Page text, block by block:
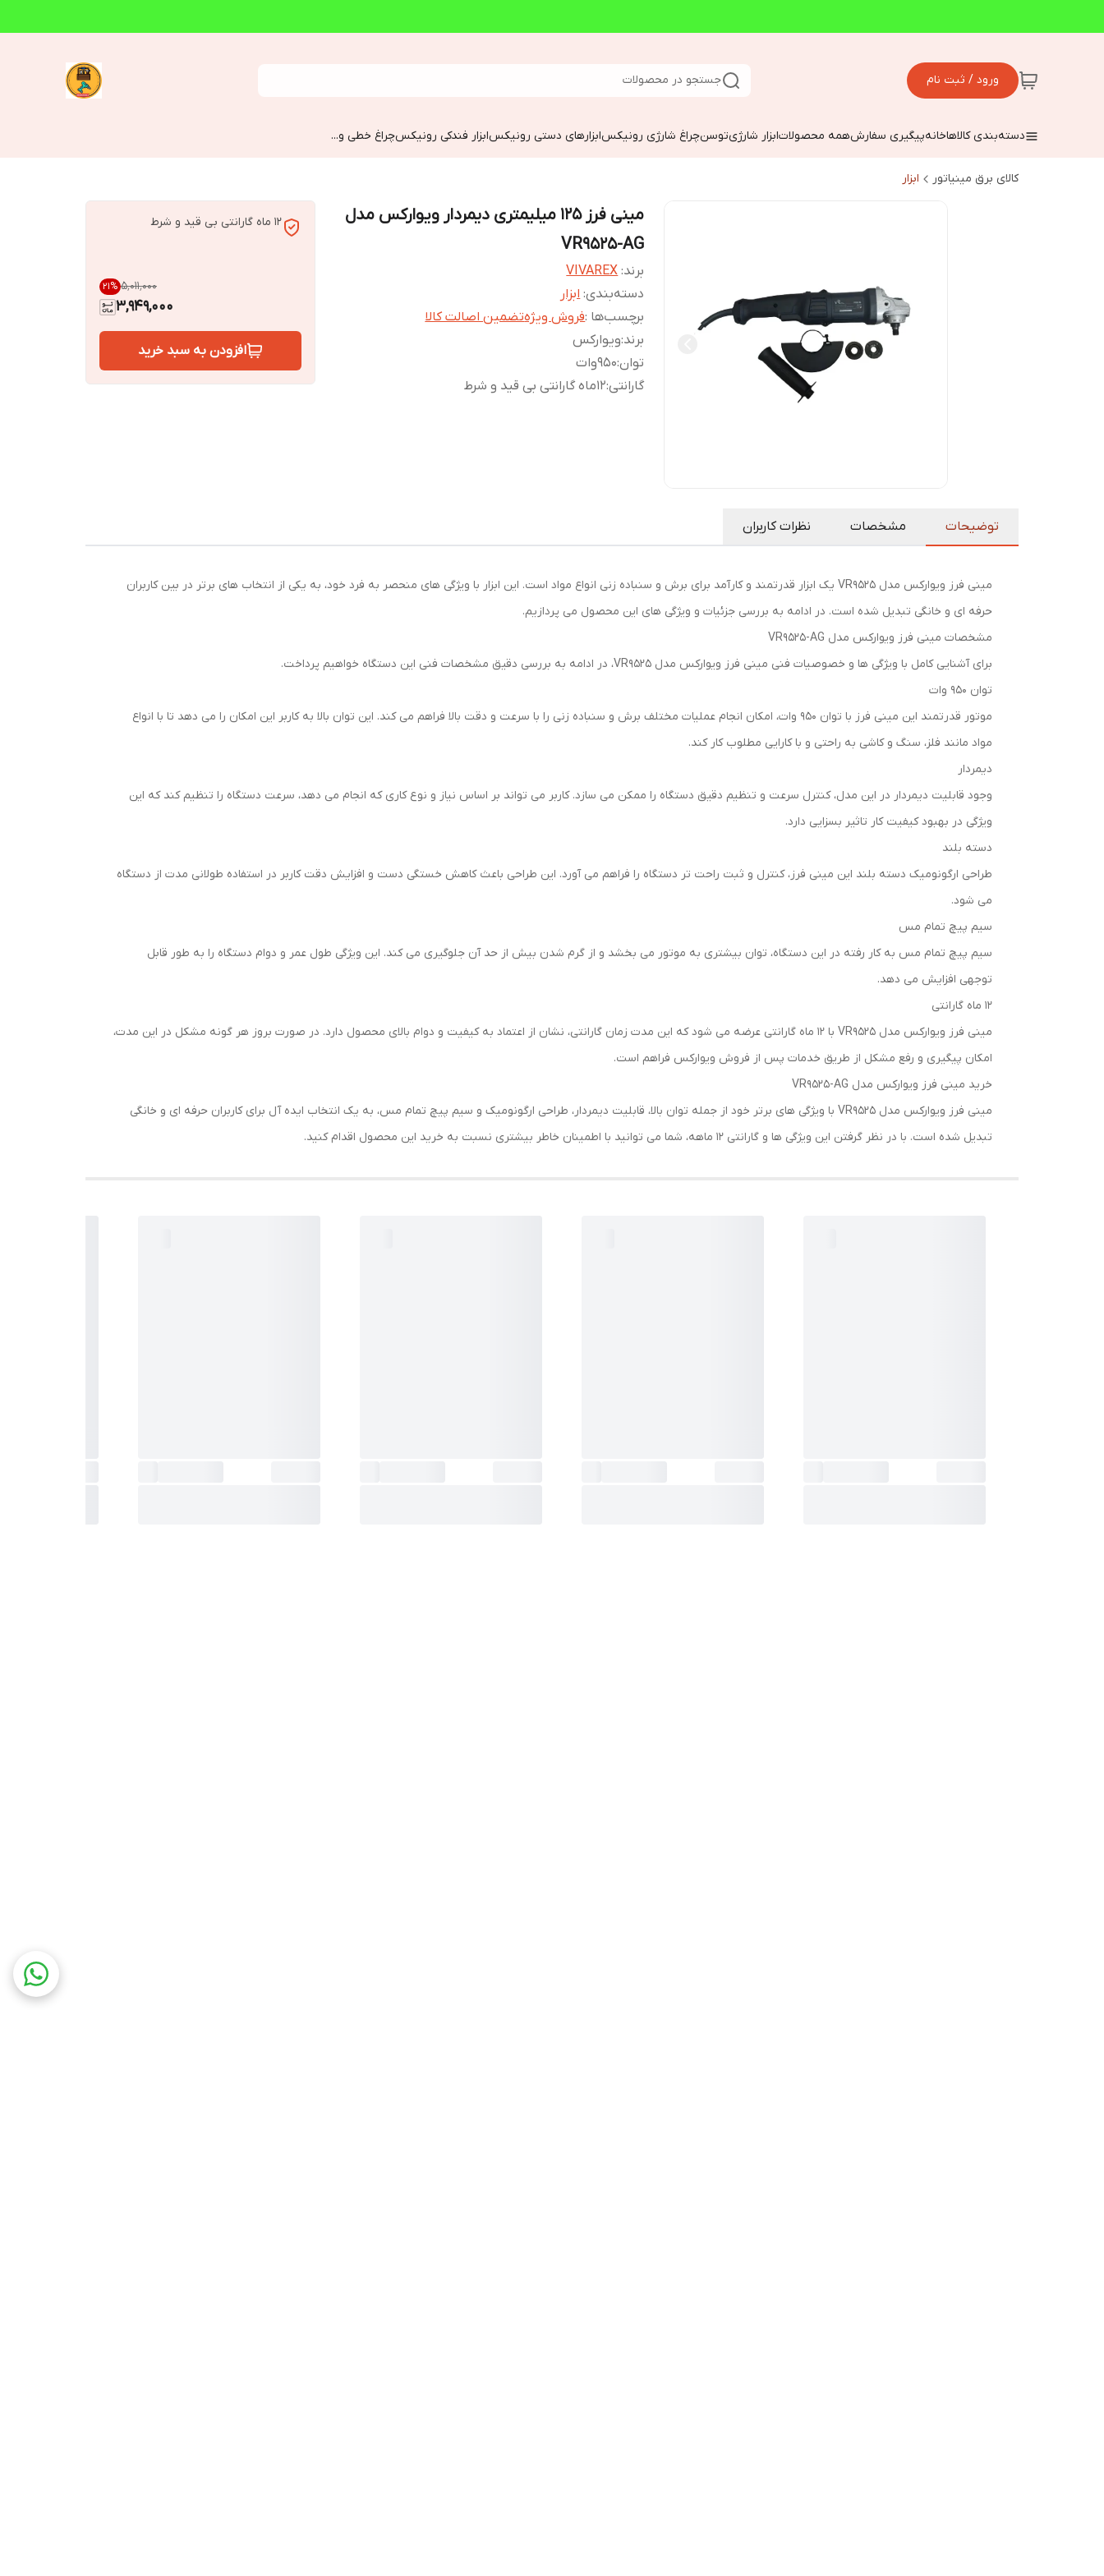
ورود / ثبت نام جستجو در محصولات
دسته‌بندی کالاهاخانهپیگیری سفارشهمه محصولاتابزار شارژیتوسنچراغ شارژی رونیکسابزارهای دستی رونیکسابزار فندکی رونیکسچراغ خطی و...
کالای برق مینیاتور ابزار
مینی فرز 125 میلیمتری دیمردار ویوارکس مدل
VR9525-AG
برند: VIVAREX
دسته‌بندی:ابزار
برچسب‌ها :فروش ویژهتضمین اصالت کالا
برند:ویوارکس
توان:950وات
گارانتی:12ماه گارانتی بی قید و شرط
12 ماه گارانتی بی قید و شرط
۵٬۰۱۱٬۰۰۰ 21%
3,949,000
افزودن به سبد خرید
توضیحات مشخصات نظرات کاربران
مینی فرز ویوارکس مدل VR9525 یک ابزار قدرتمند و کارآمد برای برش و سنباده زنی انواع مواد است. این ابزار با ویژگی های منحصر به فرد خود، به یکی از انتخاب های برتر در بین کاربران
حرفه ای و خانگی تبدیل شده است. در ادامه به بررسی جزئیات و ویژگی های این محصول می پردازیم.
مشخصات مینی فرز ویوارکس مدل VR9525-AG
برای آشنایی کامل با ویژگی ها و خصوصیات فنی مینی فرز ویوارکس مدل VR9525، در ادامه به بررسی دقیق مشخصات فنی این دستگاه خواهیم پرداخت.
توان ۹۵۰ وات
موتور قدرتمند این مینی فرز با توان ۹۵۰ وات، امکان انجام عملیات مختلف برش و سنباده زنی را با سرعت و دقت بالا فراهم می کند. این توان بالا به کاربر این امکان را می دهد تا با انواع
مواد مانند فلز، سنگ و کاشی به راحتی و با کارایی مطلوب کار کند.
دیمردار
وجود قابلیت دیمردار در این مدل، کنترل سرعت و تنظیم دقیق دستگاه را ممکن می سازد. کاربر می تواند بر اساس نیاز و نوع کاری که انجام می دهد، سرعت دستگاه را تنظیم کند که این
ویژگی در بهبود کیفیت کار تاثیر بسزایی دارد.
دسته بلند
طراحی ارگونومیک دسته بلند این مینی فرز، کنترل و ثبت راحت تر دستگاه را فراهم می آورد. این طراحی باعث کاهش خستگی دست و افزایش دقت کاربر در استفاده طولانی مدت از دستگاه
می شود.
سیم پیچ تمام مس
سیم پیچ تمام مس به کار رفته در این دستگاه، توان بیشتری به موتور می بخشد و از گرم شدن بیش از حد آن جلوگیری می کند. این ویژگی طول عمر و دوام دستگاه را به طور قابل
توجهی افزایش می دهد.
۱۲ ماه گارانتی
مینی فرز ویوارکس مدل VR9525 با ۱۲ ماه گارانتی عرضه می شود که این مدت زمان گارانتی، نشان از اعتماد به کیفیت و دوام بالای محصول دارد. در صورت بروز هر گونه مشکل در این مدت،
امکان پیگیری و رفع مشکل از طریق خدمات پس از فروش ویوارکس فراهم است.
خرید مینی فرز ویوارکس مدل VR9525-AG
مینی فرز ویوارکس مدل VR9525 با ویژگی های برتر خود از جمله توان بالا، قابلیت دیمردار، طراحی ارگونومیک و سیم پیچ تمام مس، به یک انتخاب ایده آل برای کاربران حرفه ای و خانگی
تبدیل شده است. با در نظر گرفتن این ویژگی ها و گارانتی ۱۲ ماهه، شما می توانید با اطمینان خاطر بیشتری نسبت به خرید این محصول اقدام کنید.